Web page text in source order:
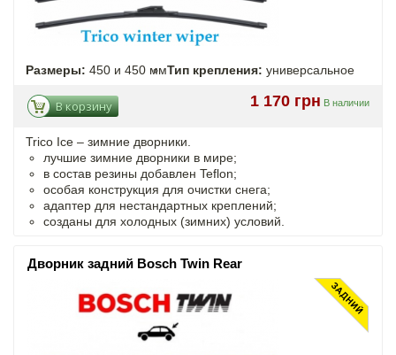
Размеры: 450 и 450 ммТип крепления: универсальное
1 170 грн В наличии
В корзину
Trico Ice – зимние дворники.
лучшие зимние дворники в мире;
в состав резины добавлен Teflon;
особая конструкция для очистки снега;
адаптер для нестандартных креплений;
созданы для холодных (зимних) условий.
Дворник задний Bosch Twin Rear